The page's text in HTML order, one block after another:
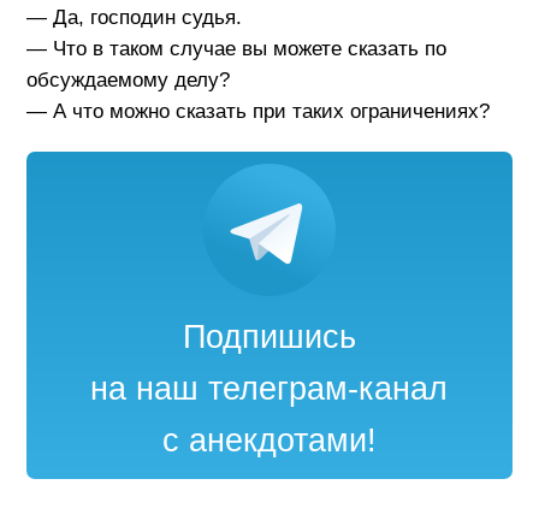
— Да, господин судья.
— Что в таком случае вы можете сказать по
обсуждаемому делу?
— А что можно сказать при таких ограничениях?
Подпишись
на наш телеграм-канал
с анекдотами!